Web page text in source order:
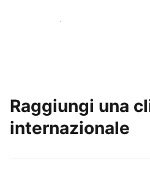
Inizia oggi stesso
Raggiungi una
internazionale